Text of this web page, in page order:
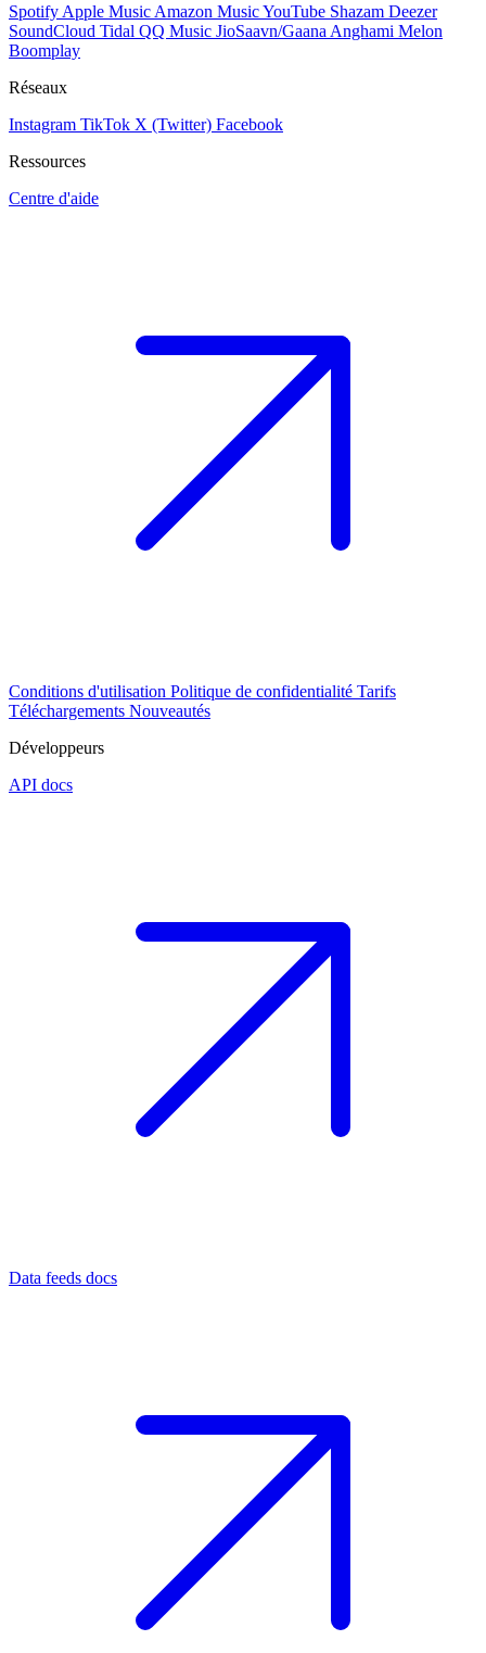
Spotify Apple Music Amazon MusicYouTube Shazam Deezer
SoundCloud Tidal QQ Music JioSaavn/Gaana Anghami Melon
Boomplay
Réseaux
Instagram TikTok X (Twitter) Facebook
Ressources
Centre d'aide
Conditions d'utilisation Politique de confidentialité Tarifs
Téléchargements Nouveautés
Développeurs
API docs
Data feeds docs